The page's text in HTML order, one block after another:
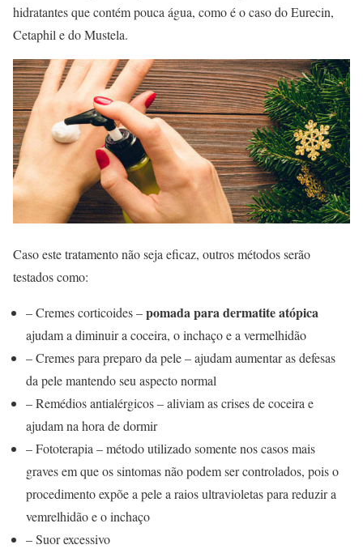
hidratantes que contém pouca água, como é o caso do Eurecin,
Cetaphil e do Mustela.
Caso este tratamento não seja eficaz, outros métodos serão
testados como:
– Cremes corticoides –pomada para dermatite atópica
ajudam a diminuir a coceira, o inchaço e a vermelhidão
– Cremes para preparo da pele – ajudam aumentar as defesas
da pele mantendo seu aspecto normal
– Remédios antialérgicos – aliviam as crises de coceira e
ajudam na hora de dormir
– Fototerapia – método utilizado somente nos casos mais
graves em que os sintomas não podem ser controlados, pois o
procedimento expõe a pele a raios ultravioletas para reduzir a
vemrelhidão e o inchaço
– Suor excessivo